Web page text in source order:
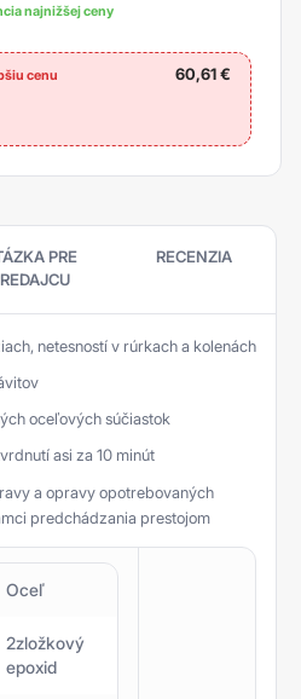
najnižšej ceny
cenu 60,61€
PRE
RECENZIA
netesností v rúrkach a kolenách
oceľových súčiastok
asi za 10 minút
a opravy opotrebovaných
predchádzania prestojom​
Oceľ
2zložkový
epoxid